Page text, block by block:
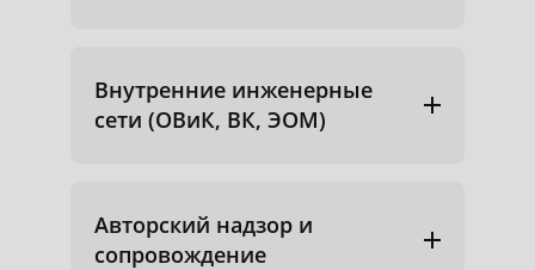
Внутренние инженерные
сети (ОВиК, ВК, ЭОМ)
Авторский надзор и
сопровождение